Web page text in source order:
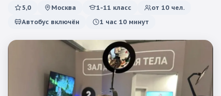
🥞 Масленица
🌸 Весенние
☀️ Летние
2 дня / 1 ночь
каникулы
туры
🌷 Весенние
каникулы
🎓 Выпускные
5,0 Москва 1-11 класс от 10 чел.
Автобус включён
1 час 10 минут